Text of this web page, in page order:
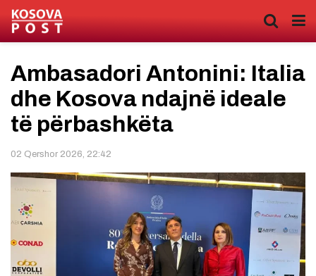
​Ambasadori Antonini: Italia
dhe Kosova ndajnë ideale
të përbashkëta
02 Qershor 2026, 22:42